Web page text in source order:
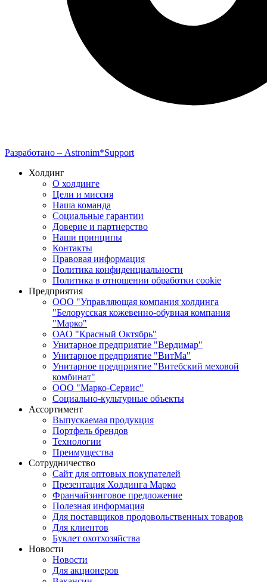
Разработано – Astronim*Support
Холдинг
О холдинге
Цели и миссия
Наша команда
Социальные гарантии
Доверие и партнерство
Наши принципы
Контакты
Правовая информация
Политика конфиденциальности
Политика в отношении обработки cookie
Предприятия
ООО "Управляющая компания холдинга
"Белорусская кожевенно-обувная компания
"Марко"
ОАО "Красный Октябрь"
Унитарное предприятие "Вердимар"
Унитарное предприятие "ВитМа"
Унитарное предприятие "Витебский меховой
комбинат"
ООО "Марко-Сервис"
Социально-культурные объекты
Ассортимент
Выпускаемая продукция
Портфель брендов
Технологии
Преимущества
Сотрудничество
Сайт для оптовых покупателей
Презентация Холдинга Марко
Франчайзинговое предложение
Полезная информация
Для поставщиков продовольственных товаров
Для клиентов
Буклет охотхозяйства
Новости
Новости
Для акционеров